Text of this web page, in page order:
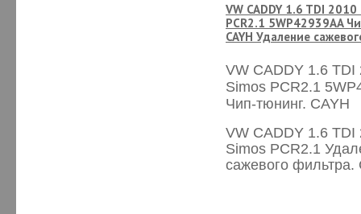
VW CADDY 1.6 TDI 2010
PCR2.1 5WP42939AA
CAYH Удаление
VW CADDY 1.6 TDI
Simos PCR2.1
Чип-тюнинг. CAYH
VW CADDY 1.6 TDI
Simos PCR2.1
сажевого фильтра.